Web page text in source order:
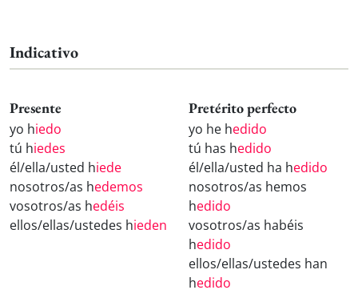
Indicativo
Presente
yo hiedo
tú hiedes
él/ella/usted hiede
nosotros/as hedemos
vosotros/as hedéis
ellos/ellas/ustedes hieden
Pretérito perfecto
yo he hedido
tú has hedido
él/ella/usted ha hedido
nosotros/as hemos
hedido
vosotros/as habéis
hedido
ellos/ellas/ustedes han
hedido